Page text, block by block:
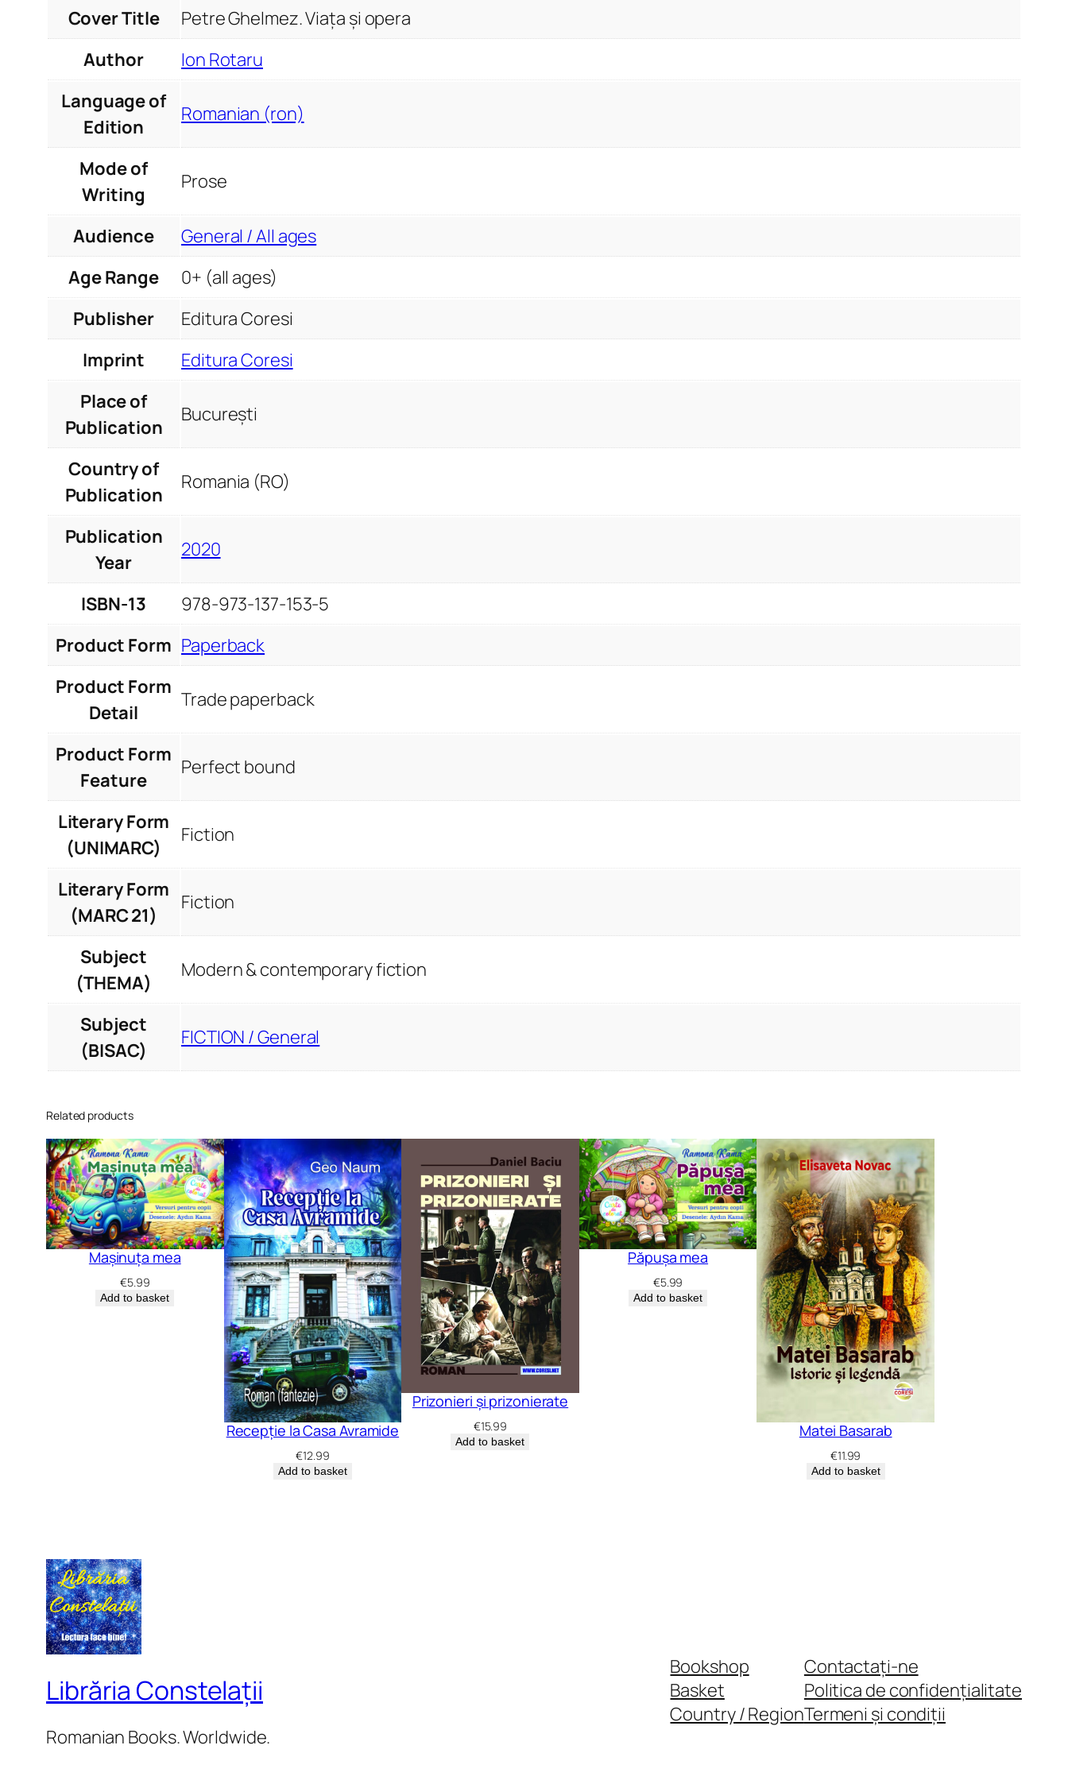
t
Cover Title
Petre Ghelmez. Viața și opera
Author
Ion Rotaru
Language of
Edition
Romanian (ron)
Mode of
Writing
Prose
Audience
General / All ages
Age Range
0+ (all ages)
Publisher
Editura Coresi
Imprint
Editura Coresi
Place of
Publication
București
Country of
Publication
Romania (RO)
Publication
Year
2020
ISBN-13
978-973-137-153-5
Product Form Paperback
Product Form
Detail
Trade paperback
Product Form
Feature
Perfect bound
Literary Form
(UNIMARC)
Fiction
Literary Form
(MARC 21)
Fiction
Subject
(THEMA)
Modern & contemporary fiction
Subject
(BISAC)
FICTION / General
Related products
Mașinuța mea
€5.99
Add to basket
Recepție la Casa Avramide
€12.99
Add to basket
Prizonieri și prizonierate
€15.99
Add to basket
Păpușa mea
€5.99
Add to basket
Matei Basarab
€11.99
Add to basket
Librăria Constelații
Romanian Books. Worldwide.
Bookshop
Basket
Country / Region
Contactați-ne
Politica de confidențialitate
Termeni și condiții